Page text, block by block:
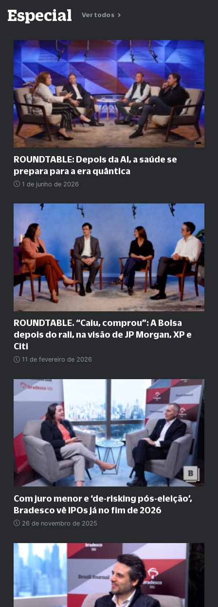
Especial Ver todos
ROUNDTABLE: Depois da AI, a saúde se
prepara para a era quântica
1 de junho de 2026
ROUNDTABLE. “Caiu, comprou”: A Bolsa
depois do rali, na visão de JP Morgan, XP e
Citi
11 de fevereiro de 2026
Com juro menor e ‘de-risking pós-eleição’,
Bradesco vê IPOs já no fim de 2026
26 de novembro de 2025